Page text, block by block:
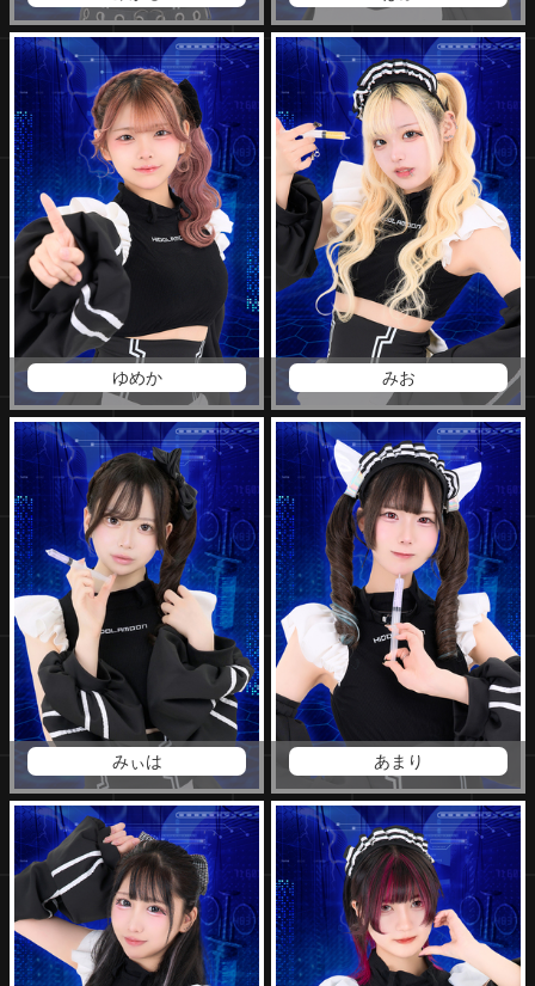
ゆめか みお
みぃは あまり